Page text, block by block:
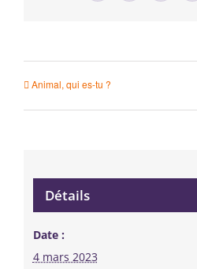
Animal, qui es-tu ?
Détails
Date :
4 mars 2023